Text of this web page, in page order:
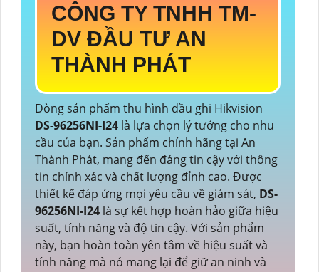
CÔNG TY TNHH TM-
DV ĐẦU TƯ AN
THÀNH PHÁT
Dòng sản phẩm thu hình đầu ghi Hikvision
DS-96256NI-I24 là lựa chọn lý tưởng cho nhu
cầu của bạn. Sản phẩm chính hãng tại An
Thành Phát, mang đến đáng tin cậy với thông
tin chính xác và chất lượng đỉnh cao. Được
thiết kế đáp ứng mọi yêu cầu về giám sát, DS-
96256NI-I24 là sự kết hợp hoàn hảo giữa hiệu
suất, tính năng và độ tin cậy. Với sản phẩm
này, bạn hoàn toàn yên tâm về hiệu suất và
tính năng mà nó mang lại để giữ an ninh và